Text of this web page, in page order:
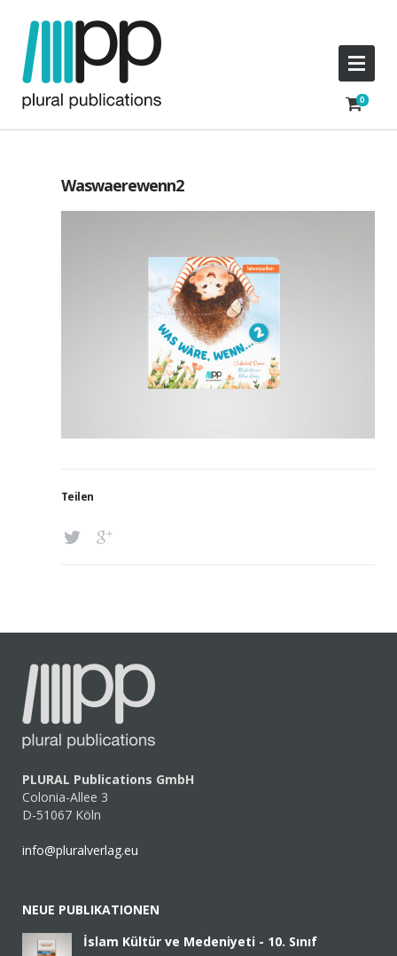
Waswaerewenn2
Teilen
PLURAL Publications GmbH
Colonia-Allee 3
D-51067 Köln
info@pluralverlag.eu
NEUE PUBLIKATIONEN
İslam Kültür ve Medeniyeti - 10. Sınıf